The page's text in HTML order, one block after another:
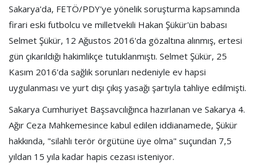
Sakarya'da, FETÖ/PDY'ye yönelik soruşturma kapsamında
firari eski futbolcu ve milletvekili Hakan Şükür'ün babası
Selmet Şükür, 12 Ağustos 2016'da gözaltına alınmış, ertesi
gün çıkarıldığı hakimlikçe tutuklanmıştı. Selmet Şükür, 25
Kasım 2016'da sağlık sorunları nedeniyle ev hapsi
uygulanması ve yurt dışı çıkış yasağı şartıyla tahliye edilmişti.
Sakarya Cumhuriyet Başsavcılığınca hazırlanan ve Sakarya 4.
Ağır Ceza Mahkemesince kabul edilen iddianamede, Şükür
hakkında, "silahlı terör örgütüne üye olma" suçundan 7,5
yıldan 15 yıla kadar hapis cezası isteniyor.